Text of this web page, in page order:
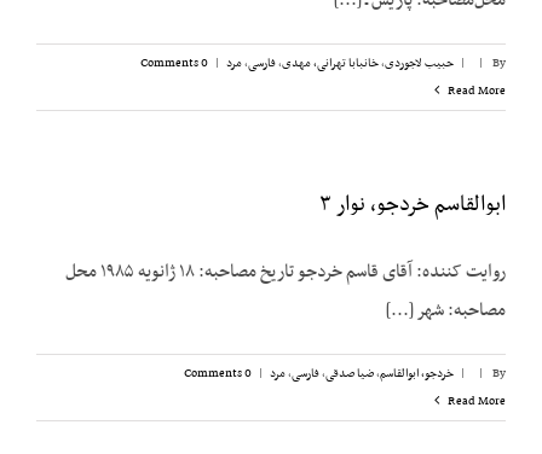
By
|
| حبیب لاجوردی,خانبابا تهرانی، مهدی,فارسی,مرد |
0 Comments
Read More
ابوالقاسم خردجو، نوار ۳
روایت کننده: آقای قاسم خردجو تاریخ مصاحبه: ۱۸ ژانویه ۱۹۸۵ محل
مصاحبه: شهر [...]
By
|
| خردجو، ابوالقاسم,ضیا صدقی,فارسی,مرد |
0 Comments
Read More